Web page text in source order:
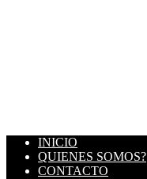
INICIO
QUIENES SOMOS?
CONTACTO